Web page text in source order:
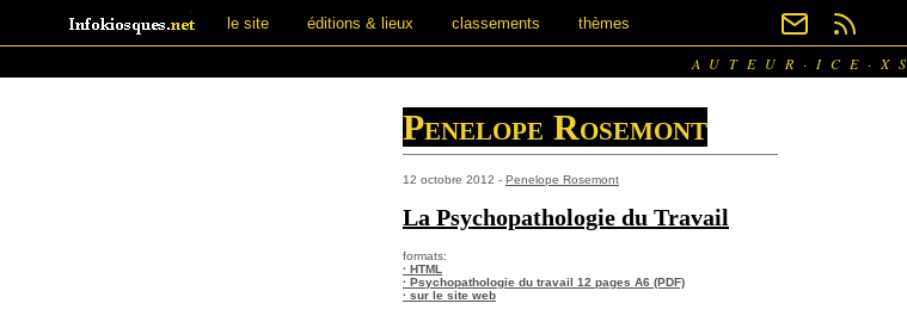
le site éditions & lieux classements thèmes
AUTEUR·ICE·XS
Penelope Rosemont
12 octobre 2012 - Penelope Rosemont
La Psychopathologie du Travail
formats:
· HTML
· Psychopathologie du travail 12 pages A6 (PDF)
· sur le site web